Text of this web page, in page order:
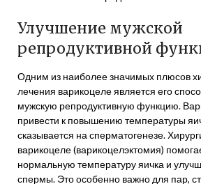
Улучшение мужской
репродуктивной
Одним из наиболее значимых плюсов
лечения варикоцеле является его
мужскую репродуктивную функцию.
привести к повышению температуры
сказывается на сперматогенезе.
варикоцеле (варикоцелэктомия)
нормальную температуру яичка и
спермы. Это особенно важно для пар,